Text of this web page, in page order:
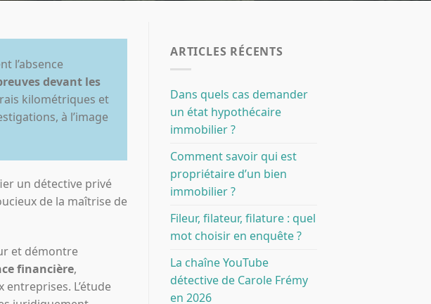
l’absence
devant les
kilométriques et
à l’image
un détective privé
de la maîtrise de
et démontre
financière,
L’étude
ARTICLES RÉCENTS
Dans quels cas demander
un état hypothécaire
immobilier ?
Comment savoir qui est
propriétaire d’un bien
immobilier ?
Fileur, filateur, filature : quel
mot choisir en enquête ?
La chaîne YouTube
détective de Carole Frémy
en 2026